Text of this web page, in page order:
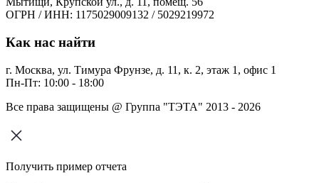
ОГРН / ИНН: 1175029009132 / 5029219972
Как нас найти
г. Москва, ул. Тимура Фрунзе, д. 11, к. 2, этаж 1, офис 1
Пн-Пт: 10:00 - 18:00
Все права защищены @ Группа "ТЭТА" 2013 - 2026
Получить пример отчета